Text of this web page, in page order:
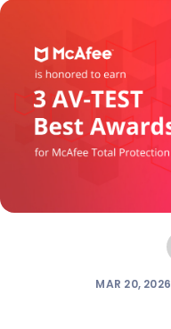
MAR 20, 2026